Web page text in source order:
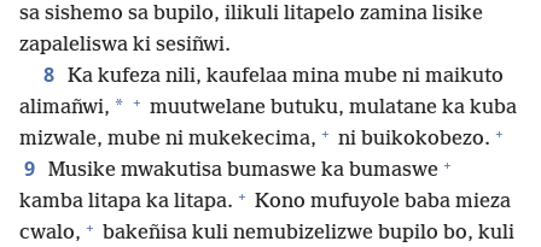
sa sishemo sa bupilo, ilikuli litapelo zamina lisike
zapaleliswa ki sesiñwi.
8 Ka kufeza nili, kaufelaa mina mube ni maikuto
alimañwi, * + muutwelane butuku, mulatane ka kuba
mizwale, mube ni mukekecima, + ni buikokobezo. +
9 Musike mwakutisa bumaswe ka bumaswe +
kamba litapa ka litapa. + Kono mufuyole baba mieza
cwalo, + bakeñisa kuli nemubizelizwe bupilo bo, kuli